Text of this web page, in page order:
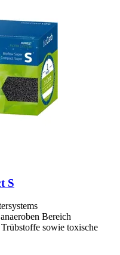
S
Bereich
sowie toxische